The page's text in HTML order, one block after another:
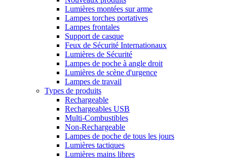
Lumières montées sur arme
Lampes torches portatives
Lampes frontales
Support de casque
Feux de Sécurité Internationaux
Lumières de Sécurité
Lampes de poche à angle droit
Lumières de scène d'urgence
Lampes de travail
Types de produits
Rechargeable
Rechargeables USB
Multi-Combustibles
Non-Rechargeable
Lampes de poche de tous les jours
Lumières tactiques
Lumières mains libres